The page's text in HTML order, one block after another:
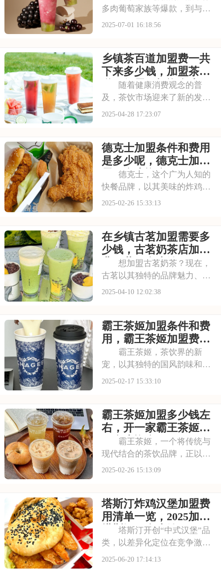
多肉葡萄家族等爆款，到与知
名品牌跨界联名提升影响力，
是大约多少，喜茶加盟费用包
括哪些方面的具体分析！希望
能为您提供参考~
2025-07-01 16:18:56
乡镇茶百道加盟费一共
下来多少钱，加盟茶百
道一般需要投资多少
随着健康消费观念的普
及，茶饮市场迎来了新的发展
机遇。茶百道，凭借其精选的
验。对于有意加盟的创业者来
说，茶百道不仅提供了广阔的
市场前景，还给予了全
2025-04-28 17:23:07
德克士加盟条件和费用
是多少呢，德克士加盟
需要多少资金
德克士，这个广为人知的
快餐品牌，以其美味的炸鸡和
多样化的餐品选择，赢得了众
属于自己的快餐店，德克士加
盟是一个值得考虑的机会。本
文将为你揭秘德克士
2025-02-26 15:33:13
在乡镇古茗加盟需要多
少钱，古茗奶茶店加盟
费一共要多少钱
想加盟古茗奶茶？现在，
古茗以其独特的品牌魅力、丰
富的产品线和卓越的口碑，成
发着诱人香气的古茗饮品，到
门店前络绎不绝的顾客身影，
无不彰显着这个品牌
2025-04-10 12:02:38
霸王茶姬加盟条件和费
用，霸王茶姬加盟费用
一共要多少钱
霸王茶姬，茶饮界的新
宠，以其独特的国风韵味和醇
厚口感，赢得了众多消费者的
茶姬无疑是一个值得考虑的选
择。本文将为你揭秘霸王茶姬
加盟条件和费用，霸王
2025-02-17 15:33:10
霸王茶姬加盟多少钱左
右，开一家霸王茶姬需
要多少资金
霸王茶姬，一个将传统与
现代结合的茶饮品牌，正以其
独特的魅力吸引着越来越多的
势和品牌影响力，轻松打开市
场。本文将为你揭秘霸王茶姬
加盟多少钱左右，开
2025-02-26 15:13:09
塔斯汀炸鸡汉堡加盟费
用清单一览，2025加盟
塔斯汀要多少钱
塔斯汀开创“中式汉堡”品
类，以差异化定位在竞争激烈
的餐饮市场脱颖而出。其产品
2025-06-20 17:14:13